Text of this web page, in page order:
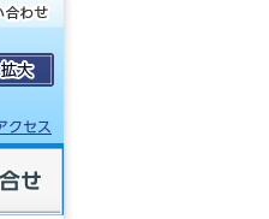
クセス
せ